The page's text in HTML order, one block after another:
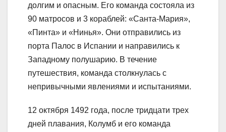
долгим и опасным. Его команда состояла из
90 матросов и 3 кораблей: «Санта-Мария»,
«Пинта» и «Нинья». Они отправились из
порта Палос в Испании и направились к
Западному полушарию. В течение
путешествия, команда столкнулась с
непривычными явлениями и испытаниями.
12 октября 1492 года, после тридцати трех
дней плавания, Колумб и его команда